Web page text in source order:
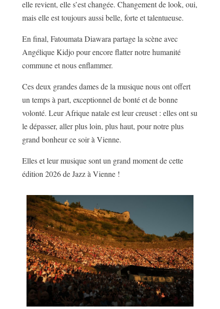
elle revient, elle s’est changée. Changement de look, oui,
mais elle est toujours aussi belle, forte et talentueuse.
En final, Fatoumata Diawara partage la scène avec
Angélique Kidjo pour encore flatter notre humanité
commune et nous enflammer.
Ces deux grandes dames de la musique nous ont offert
un temps à part, exceptionnel de bonté et de bonne
volonté. Leur Afrique natale est leur creuset : elles ont su
le dépasser, aller plus loin, plus haut, pour notre plus
grand bonheur ce soir à Vienne.
Elles et leur musique sont un grand moment de cette
édition 2026 de Jazz à Vienne !